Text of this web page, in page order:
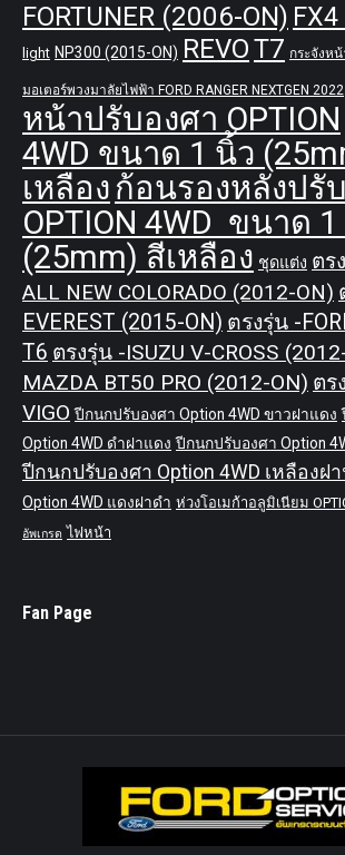
FORTUNER (2006-ON)
light NP300 (2015-ON) REVOT7 กระจังหน้
มอเตอร์พวงมาลัยไฟฟ้า FORD RANGER NEXTGEN 2022
หน้าปรับองศา OPTION
4WD ขนาด 1 นิ้ว
เหลือง ก้อนรองหลังปรั
OPTION 4WD ขนาด
(25mm) สีเหลือง ชุดแต่ง ตร
ALL NEW COLORADO (2012-ON)
EVEREST (2015-ON) ตรงรุ่น -
T6 ตรงรุ่น -ISUZU V-CROSS
MAZDA BT50 PRO (2012-ON) ตร
VIGO ปีกนกปรับองศา Option 4WD ขาวฝาแดง
Option 4WD ดำฝาแดง ปีกนกปรับองศา Option
ปีกนกปรับองศา Option 4WD เหลืองฝ
Option 4WD แดงฝาดำ ห่วงโอเมก้าอลูมิเนียม
อัพเกรด ไฟหน้า
Fan Page